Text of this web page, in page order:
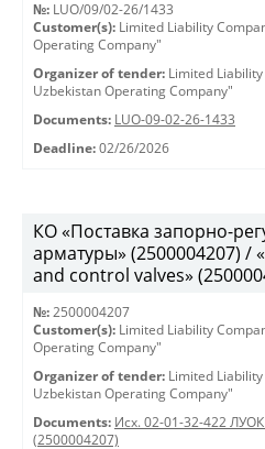
№: LUO/09/02-26/1433
Customer(s): Limited Liability
Operating Company"
Organizer of tender: Limited Liability
Uzbekistan Operating Company"
Documents: LUO-09-02-26-1433
Deadline: 02/26/2026
КО «Поставка запорно-
арматуры» (2500004207) /
and control valves»
№: 2500004207
Customer(s): Limited Liability
Operating Company"
Organizer of tender: Limited Liability
Uzbekistan Operating Company"
Documents: Исх. 02-01-32-422
(2500004207)